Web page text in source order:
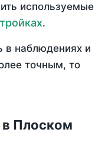
используемые
.
в наблюдениях и
точным, то
Плоском